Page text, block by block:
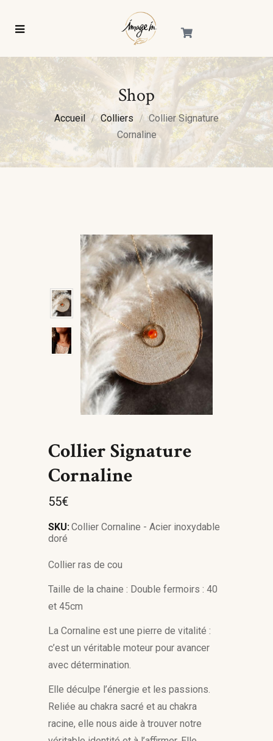
Shop
Accueil Colliers
Collier Signature
Cornaline
Collier Signature
Cornaline
55€
SKU:Collier Cornaline - Acier inoxydable
doré
Collier ras de cou
Taille de la chaine : Double fermoirs : 40
et 45cm
La Cornaline est une pierre de vitalité :
c’est un véritable moteur pour avancer
avec détermination.
Elle déculpe l’énergie et les passions.
Reliée au chakra sacré et au chakra
racine, elle nous aide à trouver notre